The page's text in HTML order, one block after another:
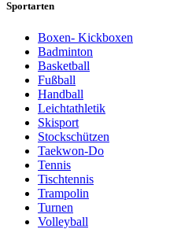
Sportarten
Boxen- Kickboxen
Badminton
Basketball
Fußball
Handball
Leichtathletik
Skisport
Stockschützen
Taekwon-Do
Tennis
Tischtennis
Trampolin
Turnen
Volleyball